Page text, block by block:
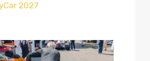
2027